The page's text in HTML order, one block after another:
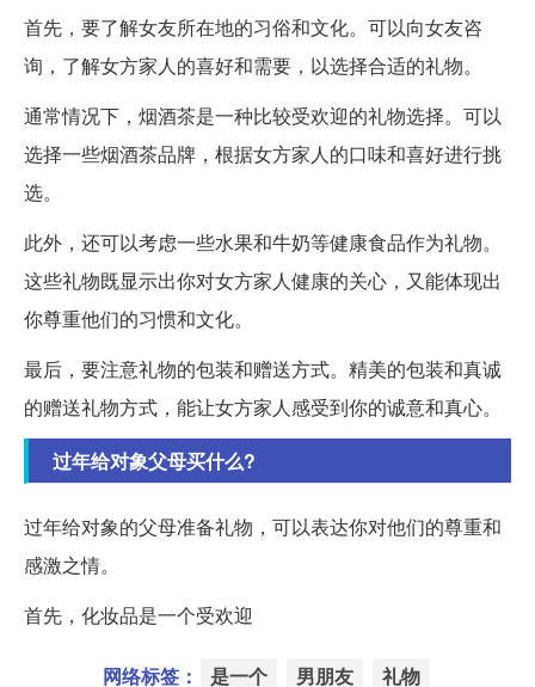
首先，要了解女友所在地的习俗和文化。可以向女友咨
询，了解女方家人的喜好和需要，以选择合适的礼物。
通常情况下，烟酒茶是一种比较受欢迎的礼物选择。可以
选择一些烟酒茶品牌，根据女方家人的口味和喜好进行挑
选。
此外，还可以考虑一些水果和牛奶等健康食品作为礼物。
这些礼物既显示出你对女方家人健康的关心，又能体现出
你尊重他们的习惯和文化。
最后，要注意礼物的包装和赠送方式。精美的包装和真诚
的赠送礼物方式，能让女方家人感受到你的诚意和真心。
过年给对象父母买什么?
过年给对象的父母准备礼物，可以表达你对他们的尊重和
感激之情。
首先，化妆品是一个受欢迎
网络标签： 是一个 男朋友 礼物